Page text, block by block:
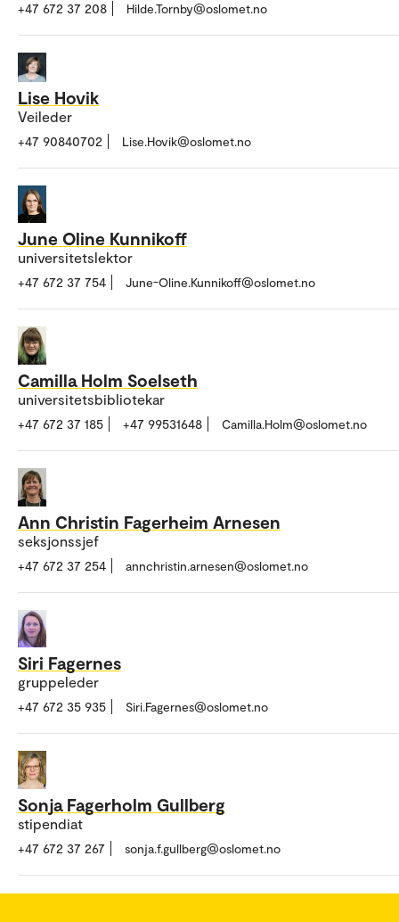
+47 672 37 208 Hilde.Tornby@oslomet.no
Lise Hovik
Veileder
+47 90840702 Lise.Hovik@oslomet.no
June Oline Kunnikoff
universitetslektor
+47 672 37 754 June-Oline.Kunnikoff@oslomet.no
Camilla Holm Soelseth
universitetsbibliotekar
+47 672 37 185 +47 99531648 Camilla.Holm@oslomet.no
Ann Christin Fagerheim Arnesen
seksjonssjef
+47 672 37 254 annchristin.arnesen@oslomet.no
Siri Fagernes
gruppeleder
+47 672 35 935 Siri.Fagernes@oslomet.no
Sonja Fagerholm Gullberg
stipendiat
+47 672 37 267 sonja.f.gullberg@oslomet.no